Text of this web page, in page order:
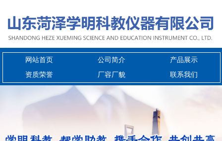
网站首页 公司简介
产品展示
资质荣誉
厂容厂貌 联系我们